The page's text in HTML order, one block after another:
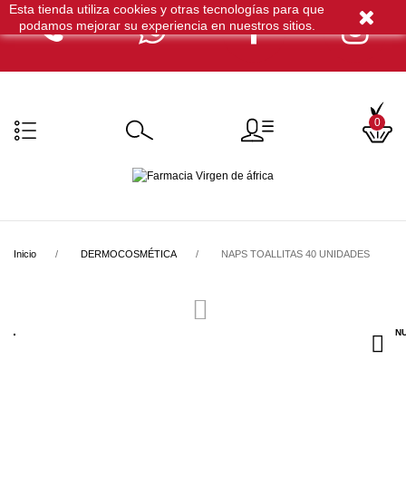
Esta tienda utiliza cookies y otras tecnologías para que
podamos mejorar su experiencia en nuestros sitios.
0
Inicio DERMOCOSMÉTICA NAPS TOALLITAS 40 UNIDADES